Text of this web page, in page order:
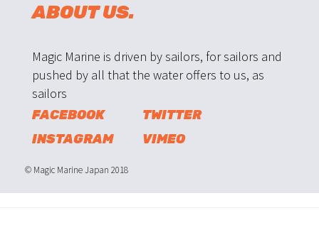
ABOUT US.
Magic Marine is driven by sailors, for sailors and
pushed by all that the water offers to us, as
sailors
FACEBOOK
TWITTER
INSTAGRAM
VIMEO
© Magic Marine Japan 2018